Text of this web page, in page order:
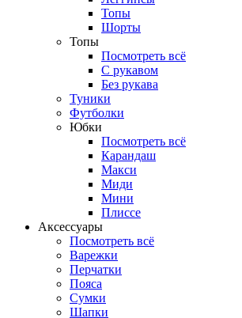
Топы
Шорты
Топы
Посмотреть всё
C рукавом
Без рукава
Туники
Футболки
Юбки
Посмотреть всё
Карандаш
Макси
Миди
Мини
Плиссе
Аксессуары
Посмотреть всё
Варежки
Перчатки
Пояса
Сумки
Шапки